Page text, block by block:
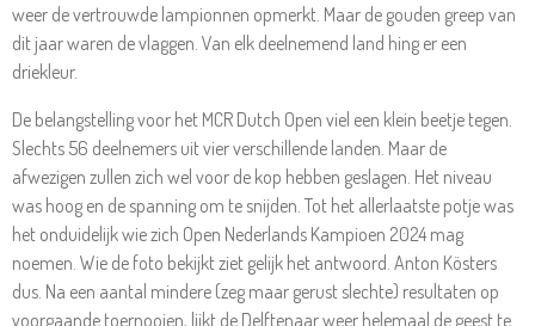
weer de vertrouwde lampionnen opmerkt. Maar de gouden greep van
dit jaar waren de vlaggen. Van elk deelnemend land hing er een
driekleur.
De belangstelling voor het MCR Dutch Open viel een klein beetje tegen.
Slechts 56 deelnemers uit vier verschillende landen. Maar de
afwezigen zullen zich wel voor de kop hebben geslagen. Het niveau
was hoog en de spanning om te snijden. Tot het allerlaatste potje was
het onduidelijk wie zich Open Nederlands Kampioen 2024 mag
noemen. Wie de foto bekijkt ziet gelijk het antwoord. Anton Kösters
dus. Na een aantal mindere (zeg maar gerust slechte) resultaten op
voorgaande toernooien, lijkt de Delftenaar weer helemaal de geest te